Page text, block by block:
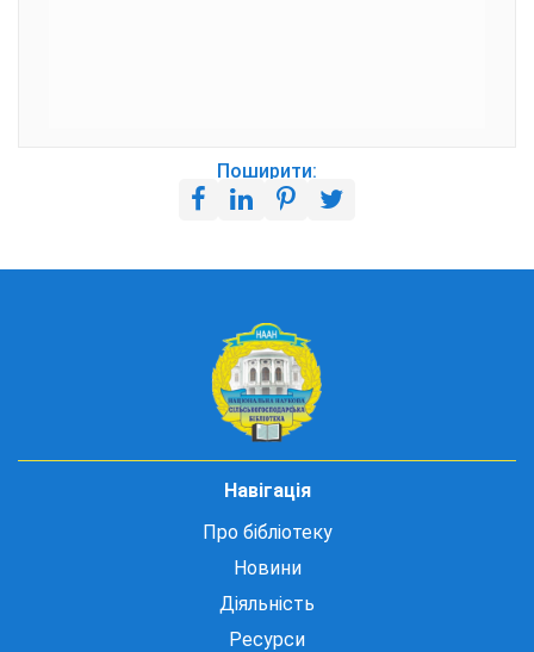
Поширити:
Навігація
Про бібліотеку
Новини
Діяльність
Ресурси